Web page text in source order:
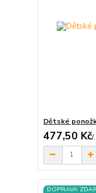
Dětské
477,50 Kč/.
DOPRAVA